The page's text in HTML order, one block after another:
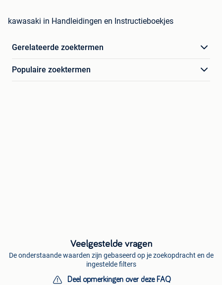
kawasaki in Handleidingen en Instructieboekjes
Gerelateerde zoektermen
Populaire zoektermen
Veelgestelde vragen
De onderstaande waarden zijn gebaseerd op je zoekopdracht en de
ingestelde filters
Deel opmerkingen over deze FAQ